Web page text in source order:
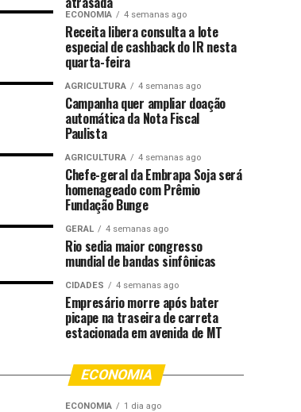
ECONOMIA 4 semanas ago
Receita libera consulta a lote
especial de cashback do IR nesta
quarta-feira
AGRICULTURA 4 semanas ago
Campanha quer ampliar doação
automática da Nota Fiscal
Paulista
AGRICULTURA 4 semanas ago
Chefe-geral da Embrapa Soja será
homenageado com Prêmio
Fundação Bunge
GERAL 4 semanas ago
Rio sedia maior congresso
mundial de bandas sinfônicas
CIDADES 4 semanas ago
Empresário morre após bater
picape na traseira de carreta
estacionada em avenida de MT
ECONOMIA
ECONOMIA 1 dia ago